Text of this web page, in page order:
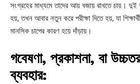
সংগ্রহের মাধ্যমে তাদের আয় বজায় রাখতে চায়।
হয়, তখন আবার নতুন করে পরীক্ষা দিতে হয়, যা
মানসিক চাপের কারণ হয়ে দাঁড়ায়।
গবেষণা, প্রকাশনা, বা
ব্যবহার: